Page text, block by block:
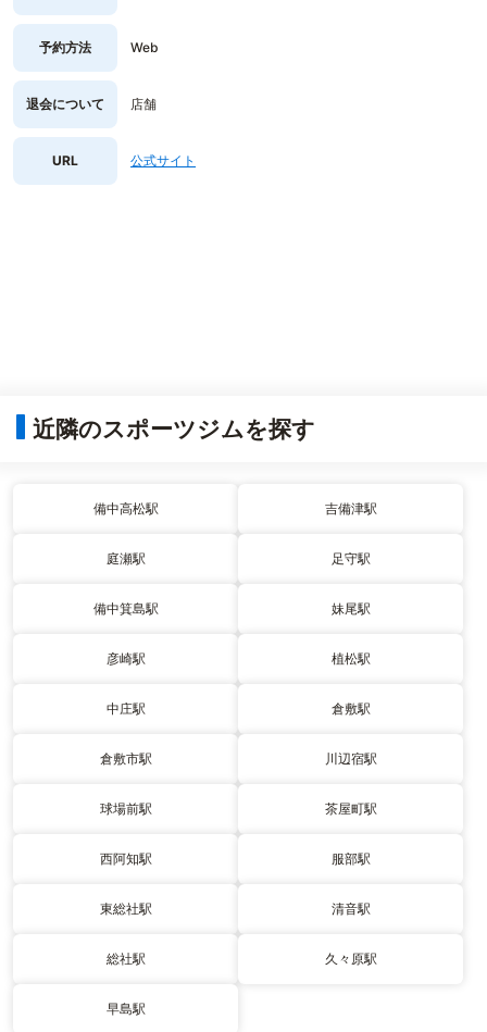
予約方法 Web
退会について 店舗
URL 公式サイト
近隣のスポーツジムを探す
備中高松駅 吉備津駅
庭瀬駅 足守駅
備中箕島駅 妹尾駅
彦崎駅 植松駅
中庄駅 倉敷駅
倉敷市駅 川辺宿駅
球場前駅 茶屋町駅
西阿知駅 服部駅
東総社駅 清音駅
総社駅 久々原駅
早島駅